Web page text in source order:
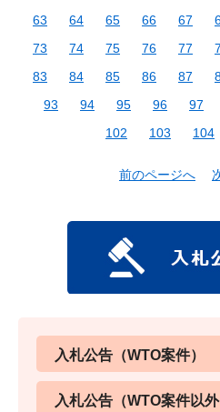
63
64 65 66 67
73
74 75 76 77
83
84 85 86 87
93
94 95 96 97
102
103 104
前のページへ
入札公告（WTO案件）
入札公告（WTO案件以